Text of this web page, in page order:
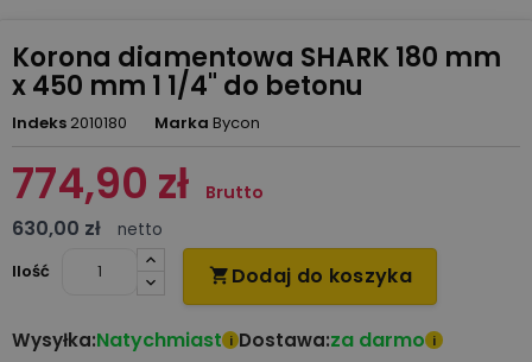
Korona diamentowa SHARK 180 mm
x 450 mm 1 1/4" do betonu
Indeks 2010180 Marka Bycon
774,90 zł Brutto
630,00 zł
netto
Ilość
 Dodaj do koszyka
Wysyłka:Natychmiast i Dostawa:za darmo i